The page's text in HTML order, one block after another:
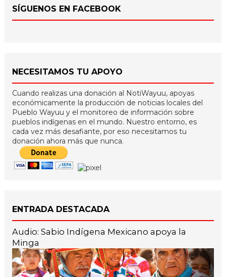
SÍGUENOS EN FACEBOOK
NECESITAMOS TU APOYO
Cuando realizas una donación al NotiWayuu, apoyas
económicamente la producción de noticias locales del
Pueblo Wayuu y el monitoreo de información sobre
pueblos indígenas en el mundo. Nuestro entorno, es
cada vez más desafiante, por eso necesitamos tu
donación ahora más que nunca.
ENTRADA DESTACADA
Audio: Sabio Indígena Mexicano apoya la
Minga